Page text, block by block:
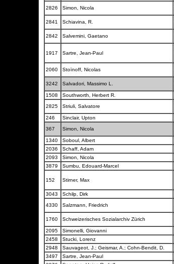
2826
Simon, Nicola
2841 Schiavina, R.
2842 Salvemini, Gaetano
1917 Sartre, Jean-Paul
2060
Stoïnoff, Nicolas
3242
Salvadori, Massimo L.
1508
Southworth, Herbert R.
2825
Striuli, Salvatore
246 Sinclair, Upton
367
Simon, Nicola
1340 Soboul, Albert
2036
Schaff, Adam
2093
Simon, Nicola
3879
Sumbu, Edouard-Marcel
152 Stirner, Max
3043
Schilp, Dirk
4330
Salzmann, Friedrich
1760 Schweizerisches Sozialarchiv Zürich
2095 Simonelli, Giovanni
2458
Stucki, Lorenz
2948
Sauvageot, J.; Geismar, A.; Cohn-Bendit, D.
3497
Sartre, Jean-Paul